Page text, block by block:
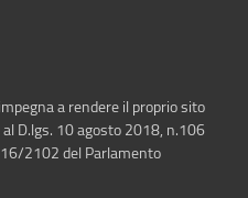
a rendere il proprio sito
D.lgs. 10 agosto 2018, n.106
2102 del Parlamento